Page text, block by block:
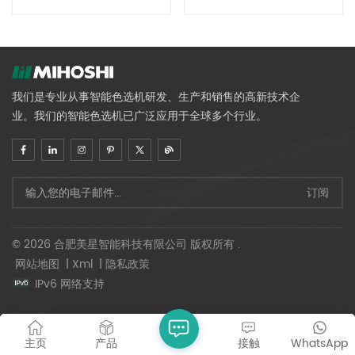
我们是专业从事智能色选机研发、生产和销售的高新技术企
业。我们的智能色选机已广泛应用于全球多个行业。
© 2026 合肥美星智能科技有限公司 版权所有 .
网站地图 | Xml | 隐私政策
IPv6 网络支持
主页 产品 WhatsApp
接触